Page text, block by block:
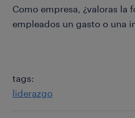
Como empresa, ¿valoras la
empleados un gasto o una
tags:
liderazgo